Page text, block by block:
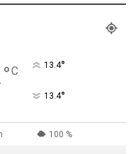
°C 13.4°
13.4°
100 %